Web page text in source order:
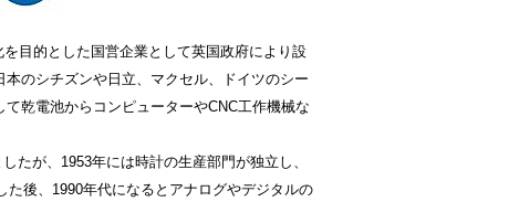
目的とした国営企業として英国政府により設
のシチズンや日立、マクセル、ドイツのシー
乾電池からコンピューターやCNC工作機械な
たが、1953年には時計の生産部門が独立し、
後、1990年代になるとアナログやデジタルの